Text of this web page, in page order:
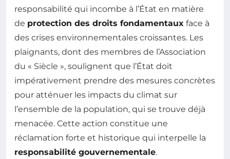
responsabilité qui incombe à l’État en matière
de protection des droits fondamentaux face à
des crises environnementales croissantes. Les
plaignants, dont des membres de l’Association
du « Siècle », soulignent que l’État doit
impérativement prendre des mesures concrètes
pour atténuer les impacts du climat sur
l’ensemble de la population, qui se trouve déjà
menacée. Cette action constitue une
réclamation forte et historique qui interpelle la
responsabilité gouvernementale.